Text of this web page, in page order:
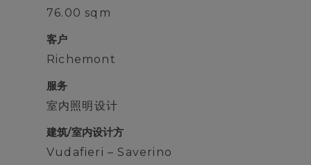
76.00 sqm
客户
Richemont
服务
室内照明设计
建筑/室内设计方
Vudafieri – Saverino